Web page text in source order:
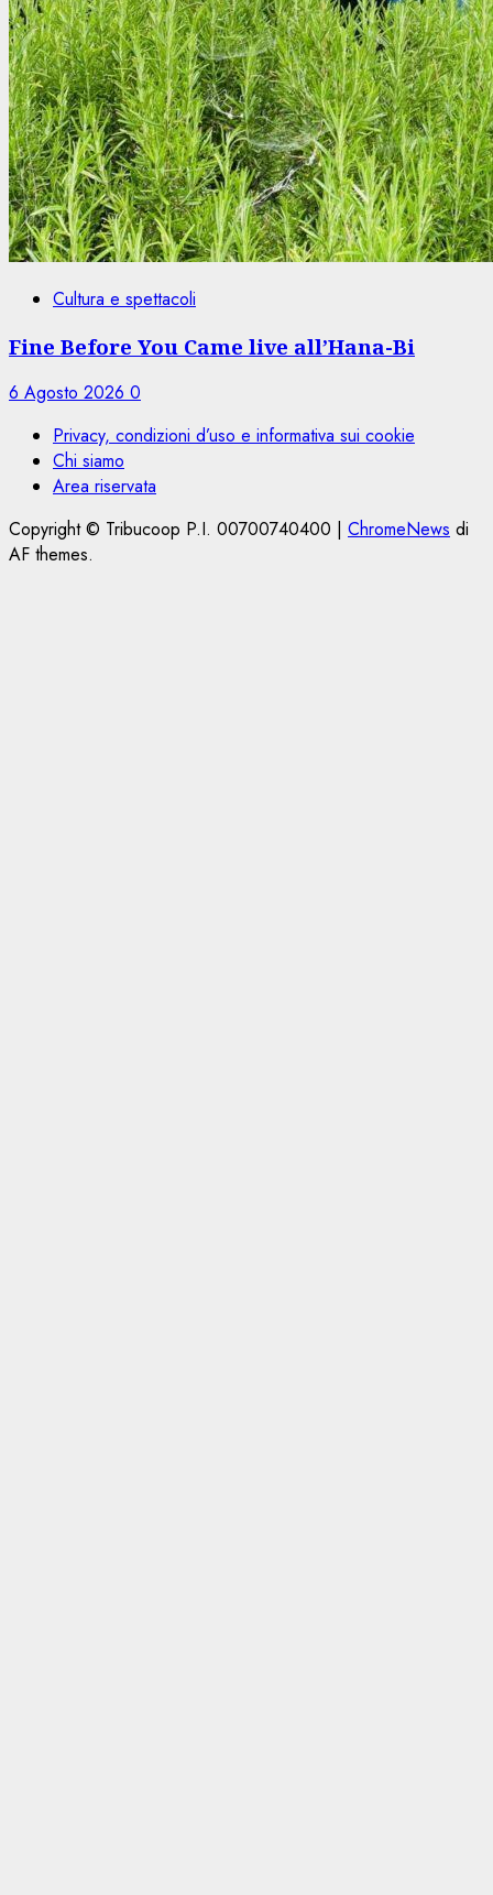
Cultura e spettacoli
Fine Before You Came live all’Hana-Bi
6 Agosto 2026 0
Privacy, condizioni d’uso e informativa sui cookie
Chi siamo
Area riservata
Copyright © Tribucoop P.I. 00700740400 | ChromeNews di
AF themes.